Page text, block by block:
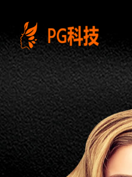
PG
电
子
控
股
有
限